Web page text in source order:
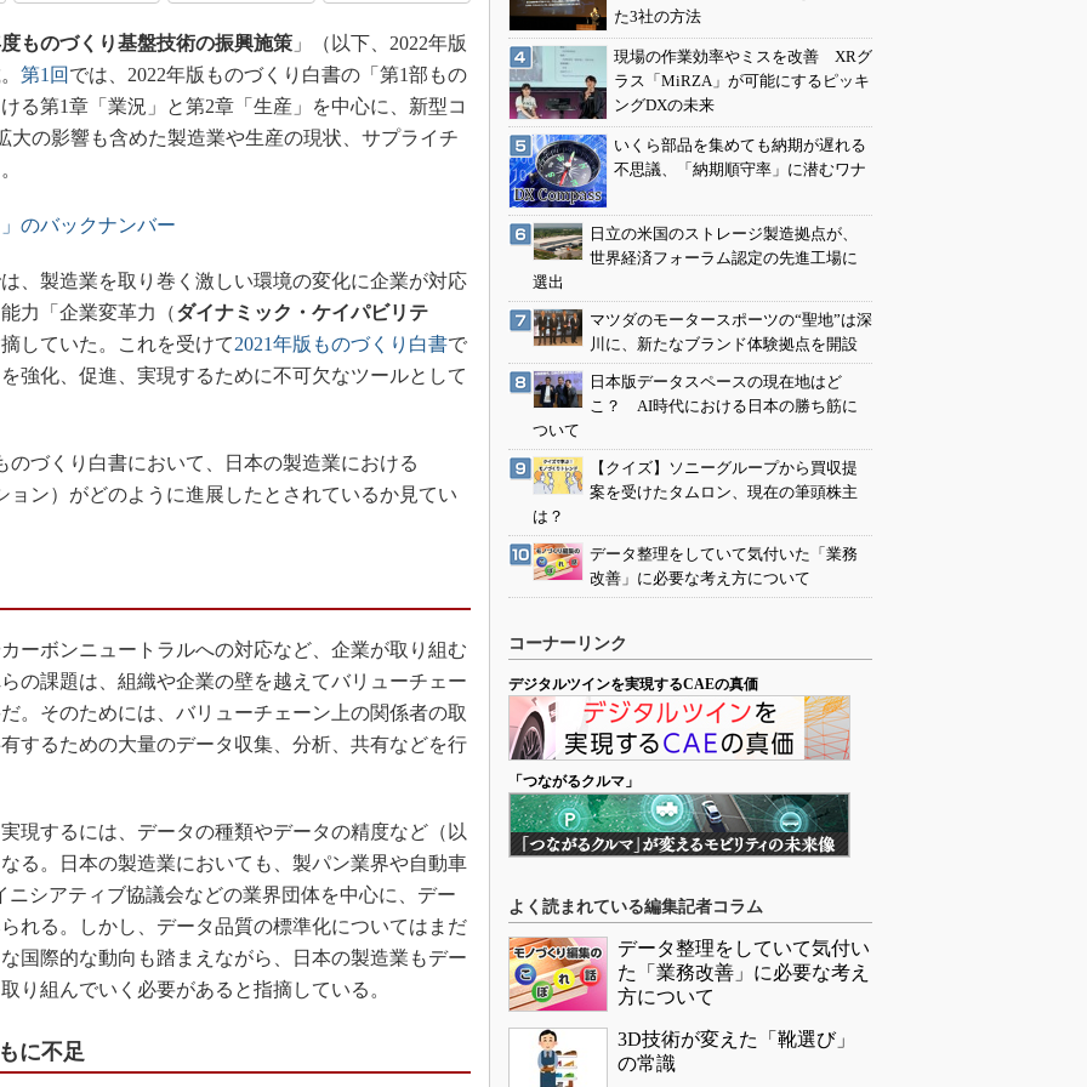
3Dプリンタ
デジタルツインとCAE
S＆OP
インダストリー4.0
植物工場
知財マネジメント
海外生産
グローバル設計・開発
新型コロナへの対応
ものづくり基盤技術の振興施策 」（以下、2022年版
第1回 では、2022年版ものづくり白書の「第1部もの
る第1章「業況」と第2章「生産」を中心に、新型コ
大の影響も含めた製造業や生産の現状、サプライチ
のバックナンバー
、製造業を取り巻く激しい環境の変化に企業が対応
力「企業変革力（ダイナミック・ケイパビリテ
していた。これを受けて2021年版ものづくり白書で
強化、促進、実現するために不可欠なツールとして
づくり白書において、日本の製造業における
ン）がどのように進展したとされているか見てい
ボンニュートラルへの対応など、企業が取り組む
の課題は、組織や企業の壁を越えてバリューチェー
。そのためには、バリューチェーン上の関係者の取
するための大量のデータ収集、分析、共有などを行
するには、データの種類やデータの精度など（以
る。日本の製造業においても、製パン業界や自動車
シアティブ協議会などの業界団体を中心に、デー
れる。しかし、データ品質の標準化についてはまだ
国際的な動向も踏まえながら、日本の製造業もデー
り組んでいく必要があると指摘している。
に不足
た3社の方法
現場の作業効率やミスを改善 XRグ
ラス「MiRZA」が可能にするピッキ
ングDXの未来
いくら部品を集めても納期が遅れる
不思議、「納期順守率」に潜むワナ
日立の米国のストレージ製造拠点が、
世界経済フォーラム認定の先進工場に
選出
マツダのモータースポーツの“聖地”は深
川に、新たなブランド体験拠点を開設
日本版データスペースの現在地はど
こ？ AI時代における日本の勝ち筋に
ついて
【クイズ】ソニーグループから買収提
案を受けたタムロン、現在の筆頭株主
は？
データ整理をしていて気付いた「業務
改善」に必要な考え方について
コーナーリンク
デジタルツインを実現するCAEの真価
「つながるクルマ」
よく読まれている編集記者コラム
データ整理をしていて気付い
た「業務改善」に必要な考え
方について
3D技術が変えた「靴選び」
の常識